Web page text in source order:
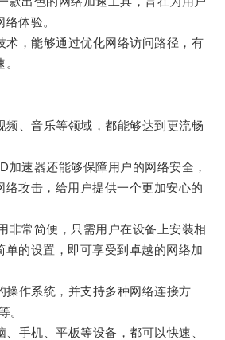
体验。
，能够通过优化网络访问路径，有
、音乐等领域，都能够达到更流畅
速器还能够保障用户的网络安全，
络攻击，给用户提供一个更加安心的
常简便，只需用户在设备上安装相
单的设置，即可享受到卓越的网络加
作系统，并支持多种网络连接方
。
手机、平板等设备，都可以快速、